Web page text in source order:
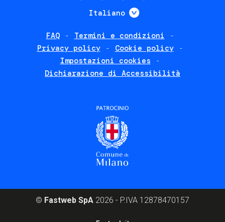
Italiano Mostra ulteriori
FAQ
Termini e condizioni
Privacy policy
Cookie policy
Impostazioni cookies
Dichiarazione di Accessibilità
© Fastweb SpA 2026 - P.IVA 12878470157